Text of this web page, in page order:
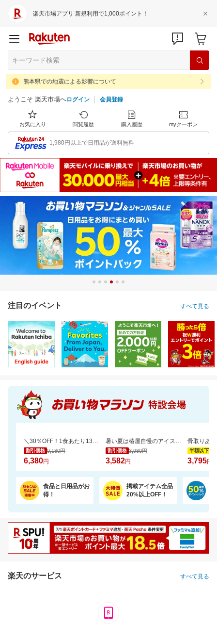
楽天市場アプリ 新規利用で1,000ポイント！
熊本県での地震による影響について
ようこそ 楽天市場へログイン 会員登録
お気に入り 閲覧履歴 購入履歴 myクーポン
1,980円以上で日用品が送料無料
注目のイベント すべて見る
＼30％OFF！1食あたり133円／エコ梱包！パックご飯 180g×48食
割引価格 9,180円
6,380円
暑い夏は椿屋自慢のアイスコーヒーで涼やかに。組合せ選べるアイスコーヒー2本セット
割引価格 3,980円
3,582円
半額以下
3,795円
食品と日用品がお
得！
掲載アイテム全品
20%以上OFF！
楽天のサービス すべて見る